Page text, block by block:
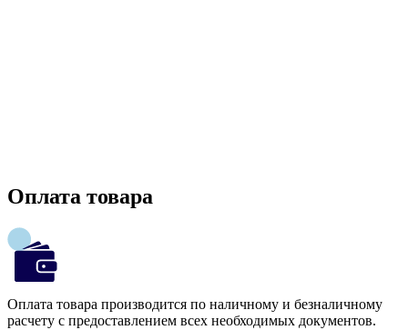
Оплата товара
Оплата товара производится по наличному и безналичному
расчету с предоставлением всех необходимых документов.